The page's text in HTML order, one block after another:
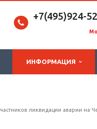
+7(495)924-
ИНФОРМАЦИЯ
ликвидации аварии на